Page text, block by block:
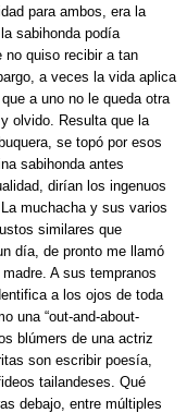
para ambos, era la
sabihonda podía
no quiso recibir a tan
a veces la vida aplica
a uno no le queda otra
olvido. Resulta que la
se topó por esos
sabihonda antes
dirían los ingenuos
muchacha y sus varios
similares que
día, de pronto me llamó
A sus tempranos
a los ojos de toda
una “out-and-about-
blúmers de una actriz
son escribir poesía,
tailandeses. Qué
debajo, entre múltiples